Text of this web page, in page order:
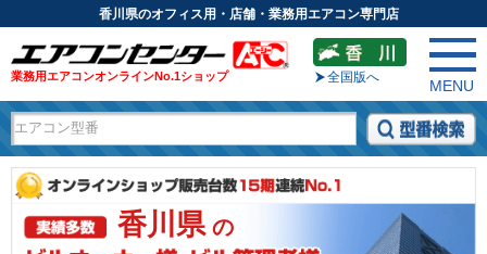
香川県のオフィス用・店舗・業務用エアコン専門店
業務用エアコンオンラインNo.1ショップ 全国版へ
MENU
香川県の